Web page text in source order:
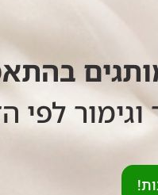
וגימור לפי